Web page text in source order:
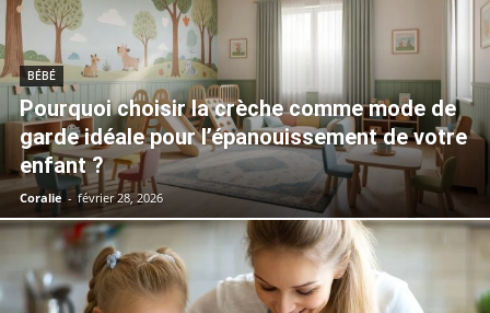
BÉBÉ
Pourquoi choisir la crèche comme mode de
garde idéale pour l’épanouissement de votre
enfant ?
Coralie - février 28, 2026